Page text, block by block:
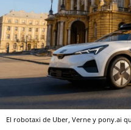
El robotaxi de Uber, Verne y pony.ai